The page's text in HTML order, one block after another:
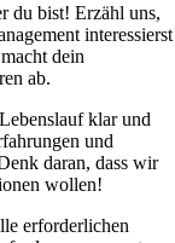
du bist! Erzähl uns,
interessierst
dein
ab.
klar und
und
daran, dass wir
wollen!
erforderlichen